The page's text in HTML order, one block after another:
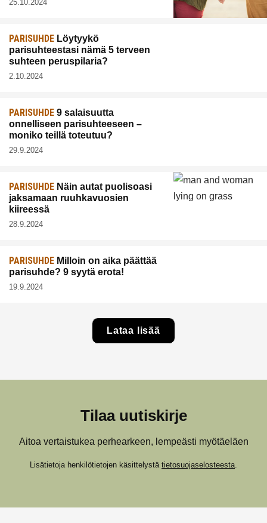
25.10.2024
PARISUHDE Löytyykö
parisuhteestasi nämä 5 terveen
suhteen peruspilaria?
2.10.2024
PARISUHDE 9 salaisuutta
onnelliseen parisuhteeseen –
moniko teillä toteutuu?
29.9.2024
PARISUHDE Näin autat puolisoasi
jaksamaan ruuhkavuosien
kiireessä
28.9.2024
PARISUHDE Milloin on aika päättää
parisuhde? 9 syytä erota!
19.9.2024
Lataa lisää
Tilaa uutiskirje
Aitoa vertaistukea perhearkeen, lempeästi myötäeläen
Lisätietoja henkilötietojen käsittelystä tietosuojaselosteesta